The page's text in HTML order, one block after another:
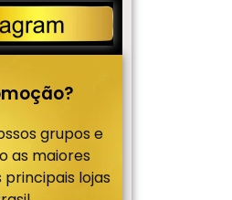
grupos e
as maiores
lojas